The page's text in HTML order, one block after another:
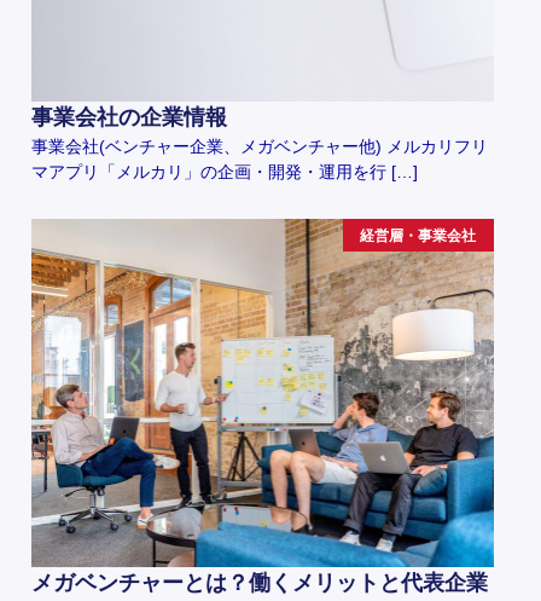
事業会社の企業情報
事業会社(ベンチャー企業、メガベンチャー他) メルカリフリ
マアプリ「メルカリ」の企画・開発・運用を行 […]
経営層・事業会社
メガベンチャーとは？働くメリットと代表企業